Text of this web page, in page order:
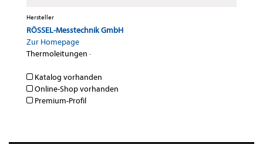
Hersteller
RÖSSEL-Messtechnik GmbH
Zur Homepage
Thermoleitungen ·
Katalog vorhanden
Online-Shop vorhanden
Premium-Profil